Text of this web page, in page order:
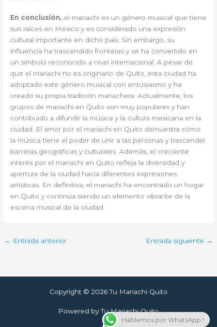
En conclusión, el mariachi es un género musical que tiene
sus raíces en México y es considerado una expresión
cultural importante en dicho país. Sin embargo, su
influencia ha trascendido fronteras y se ha convertido en
un símbolo reconocido a nivel internacional. A pesar de
que el mariachi no es originario de Quito, esta ciudad ha
adoptado este género musical con entusiasmo y ha
creado su propia tradición mariachera. Actualmente, los
grupos de mariachi en Quito son muy populares y han
contribuido a difundir la música y la cultura mexicana en la
ciudad. El amor por el mariachi en Quito demuestra cómo
la música tiene el poder de unir a las personas y trascender
barreras geográficas y culturales. Además, el creciente
interés por el mariachi en Quito refleja la diversidad y
apertura de la ciudad hacia diferentes expresiones
artísticas. En definitiva, el mariachi ha encontrado un hogar
en Quito y continúa siendo un elemento vibrante de la
escena musical de la ciudad.
← Entrada anterior Entrada siguiente →
Copyright © 2026 Tu Mariachi Quito
Powered by Tu Mariachi Quito
Hablemos por WhatsApp !